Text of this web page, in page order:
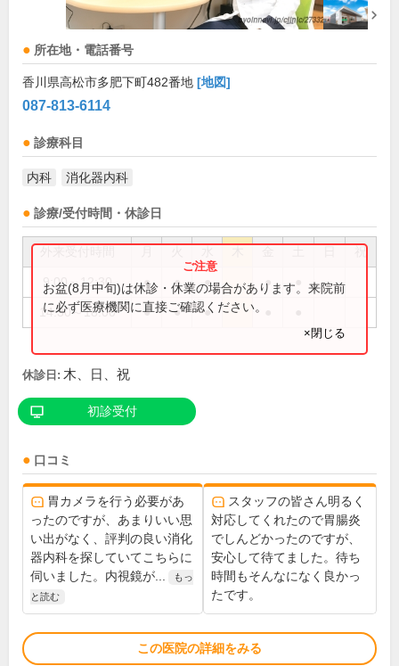
所在地・電話番号
香川県高松市多肥下町482番地 [地図]
087-813-6114
診療科目
内科 消化器内科
診療/受付時間・休診日
祝
9:00～12:30 ● ● ● ●
14:30～18:00 ● ● ●
お盆(8月中旬)は休診・休業の場合があります。来院前
に必ず医療機関に直接ご確認ください。
×閉じる
休診日: 木、日、祝
初診受付
口コミ
胃カメラを行う必要があ
ったのですが、あまりいい思
い出がなく、評判の良い消化
器内科を探していてこちらに
伺いました。内視鏡が...
もっ
と読む
スタッフの皆さん明るく
対応してくれたので胃腸炎
でしんどかったのですが、
安心して待てました。待ち
時間もそんなになく良かっ
たです。
この医院の詳細をみる